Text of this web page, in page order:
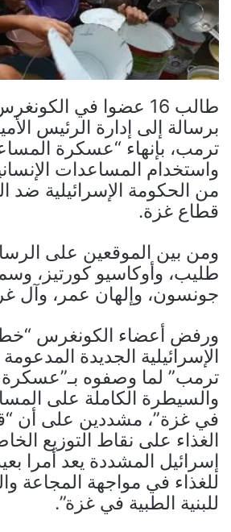
طالب 16 عضوا في
برسالة إلى إدارة الرئيس
ترمب، بإنهاء “عسكرة
واستخدام المساعدات
من الحكومة الإسرائيلية ضد
قطاع غزة.
ومن بين الموقعين على
طليب، وأوكاسيو كورتيز،
جونسون، وإلهان عمر، وآل
ورفض أعضاء الكونغرس
الإسرائيلية الجديدة
ترمب” لما وصفوه بـ”عسكرة
والسيطرة الكاملة على
في غزة”، مشددين على أن
الغذاء على نقاط التوزيع
إسرائيل المشددة يعد أمرا
للغذاء في مواجهة المجاعة
للبنية الطبية في غزة”.